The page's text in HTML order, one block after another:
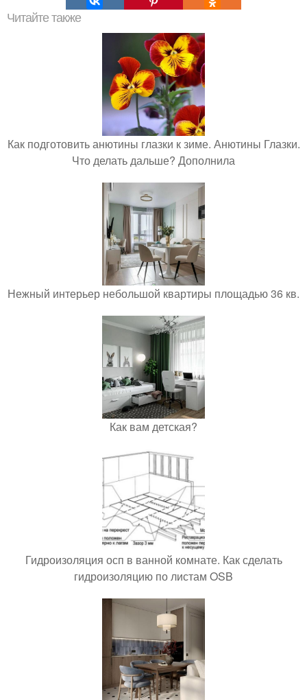
Читайте также
Как подготовить анютины глазки к зиме. Анютины Глазки.
Что делать дальше? Дополнила
Нежный интерьер небольшой квартиры площадью 36 кв.
Как вам детская?
Гидроизоляция осп в ванной комнате. Как сделать
гидроизоляцию по листам OSB